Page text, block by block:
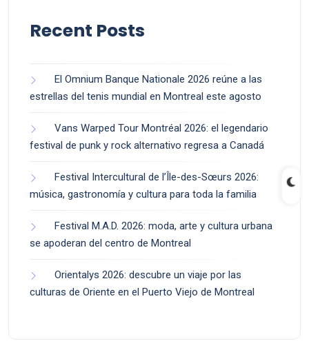
Recent Posts
El Omnium Banque Nationale 2026 reúne a las
estrellas del tenis mundial en Montreal este agosto
Vans Warped Tour Montréal 2026: el legendario
festival de punk y rock alternativo regresa a Canadá
Festival Intercultural de l’Île-des-Sœurs 2026:
música, gastronomía y cultura para toda la familia
Festival M.A.D. 2026: moda, arte y cultura urbana
se apoderan del centro de Montreal
Orientalys 2026: descubre un viaje por las
culturas de Oriente en el Puerto Viejo de Montreal